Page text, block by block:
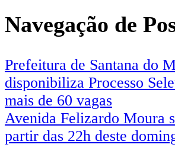
Navegação de
Prefeitura de Santana do
disponibiliza Processo
mais de 60 vagas
Avenida Felizardo Moura
partir das 22h deste